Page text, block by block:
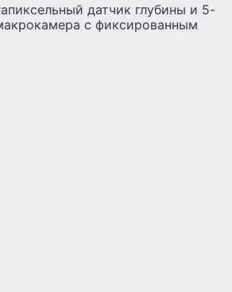
датчик глубины и 5-
с фиксированным